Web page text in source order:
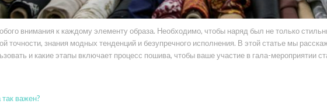
внимания к каждому элементу образа. Необходимо, чтобы наряд был не только
точности, знания модных тенденций и безупречного исполнения. В этой статье мы
и какие этапы включает процесс пошива, чтобы ваше участие в гала-мероприятии
важен?